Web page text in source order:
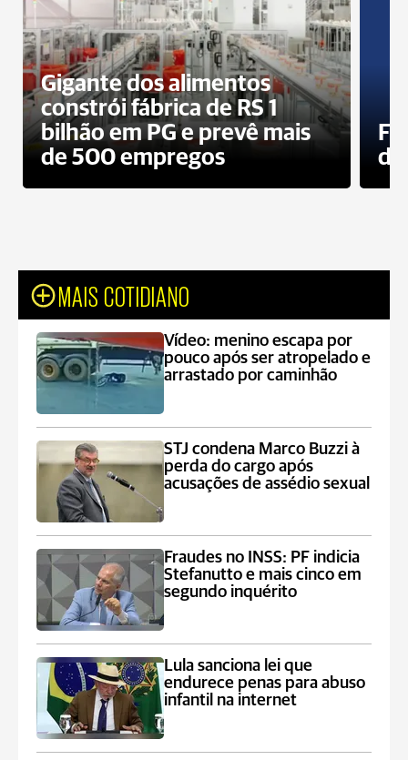
Gigante dos alimentos
constrói fábrica de RS 1
bilhão em PG e prevê mais
de 500 empregos
MAIS COTIDIANO
Vídeo: menino escapa por
pouco após ser atropelado e
arrastado por caminhão
STJ condena Marco Buzzi à
perda do cargo após
acusações de assédio sexual
Fraudes no INSS: PF indicia
Stefanutto e mais cinco em
segundo inquérito
Lula sanciona lei que
endurece penas para abuso
infantil na internet